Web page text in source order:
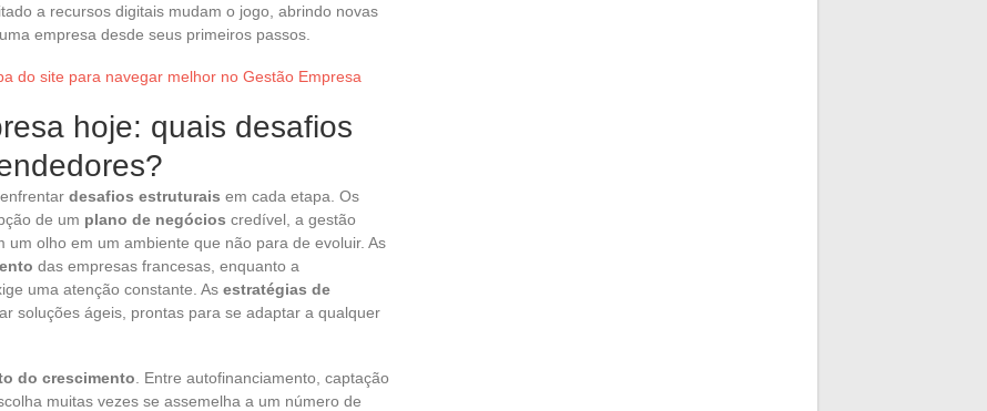
a recursos digitais mudam o jogo, abrindo novas
empresa desde seus primeiros passos.
do site para navegar melhor no Gestão Empresa
hoje: quais desafios
desafios estruturais em cada etapa. Os
de um plano de negócios credível, a gestão
olho em um ambiente que não para de evoluir. As
das empresas francesas, enquanto a
uma atenção constante. As estratégias de
soluções ágeis, prontas para se adaptar a qualquer
do crescimento . Entre autofinanciamento, captação
muitas vezes se assemelha a um número de